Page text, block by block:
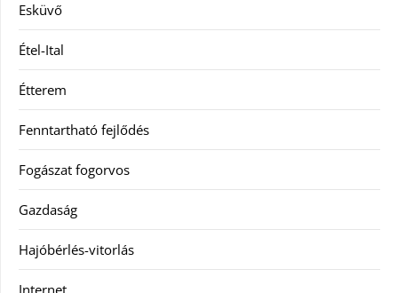
Esküvő
Étel-Ital
Étterem
Fenntartható fejlődés
Fogászat fogorvos
Gazdaság
Hajóbérlés-vitorlás
Internet